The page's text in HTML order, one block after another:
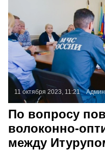
11 октября 2023, 11:21
По вопросу
волоконно-
между